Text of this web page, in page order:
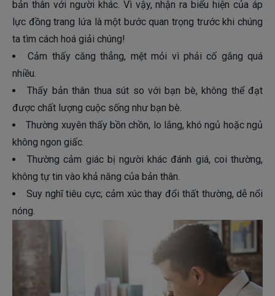
bản thân với người khác. Vì vậy, nhận ra biểu hiện của áp
lực đồng trang lứa là một bước quan trọng trước khi chúng
ta tìm cách hoá giải chúng!
Cảm thấy căng thẳng, mệt mỏi vì phải cố gắng quá
nhiều.
Thấy bản thân thua sút so với bạn bè, không thể đạt
được chất lượng cuộc sống như bạn bè.
Thường xuyên thấy bồn chồn, lo lắng, khó ngủ hoặc ngủ
không ngon giấc.
Thường cảm giác bị người khác đánh giá, coi thường,
không tự tin vào khả năng của bản thân.
Suy nghĩ tiêu cực; cảm xúc thay đổi thất thường, dễ nổi
nóng.